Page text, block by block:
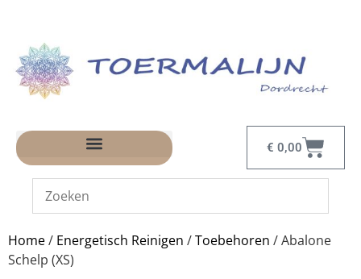
€ 0,00
Home/ Energetisch Reinigen /Toebehoren / Abalone
Schelp (XS)